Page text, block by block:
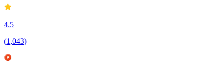
4.5
(1,043)